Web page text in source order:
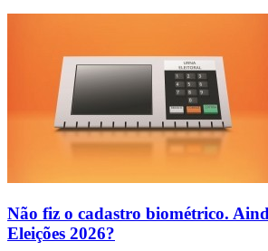
Não fiz o cadastro biométrico.
Eleições 2026?